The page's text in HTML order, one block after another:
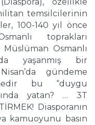
temsilcilerinin
100-140 yıl önce
toprakları
Osmanlı
yaşanmış bir
gündeme
bu “duygu
yatan? … 3T
Diasporanın
kamuoyunu basın